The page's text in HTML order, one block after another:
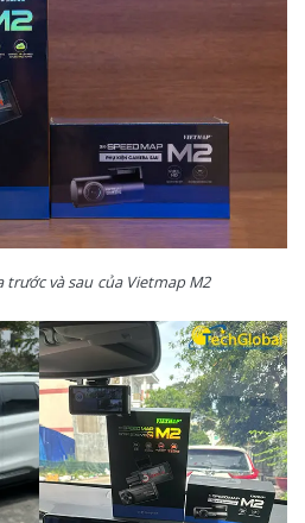
trước và sau của Vietmap M2